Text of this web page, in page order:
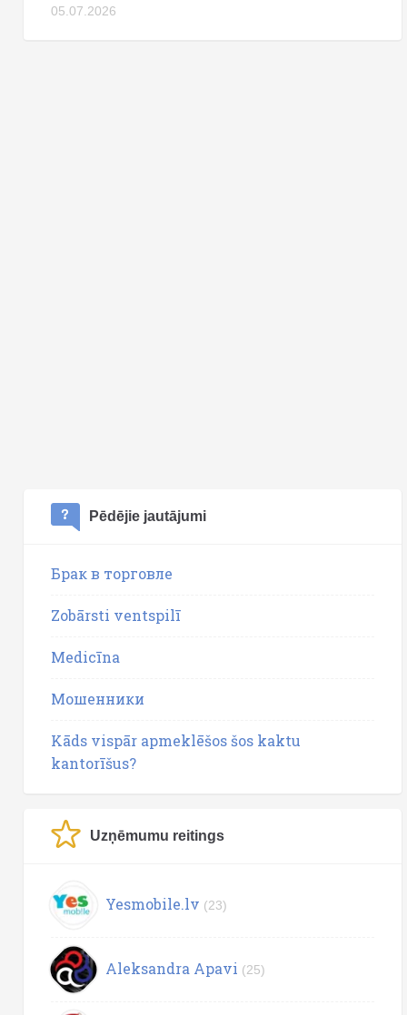
05.07.2026
Pēdējie jautājumi
Брак в торговле
Zobārsti ventspilī
Medicīna
Мошенники
Kāds vispār apmeklēšos šos kaktu
kantorīšus?
Uzņēmumu reitings
Yesmobile.lv (23)
Aleksandra Apavi (25)